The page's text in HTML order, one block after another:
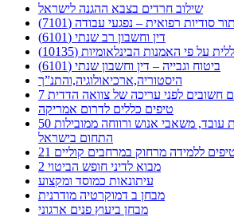
שילוב חרדים בצבא ההגנה לישראל
סודיות רפואית – נפגעי עבודה (7101)
דין וחשבון רב שנתי (6101)
על פי האמנות הבינלאומיות (10135)
ביטוח וגבייה – דין וחשבון שנתי (6101)
היסטוריה,ארכיאולוגיה,והתנ”ך
חשובים לפני עריכה של צוואה הדדית
טיפים כללים לדרום אמריקה
50 טיפים ויותר לניהול חווית עובד, משאבי אנוש ורווחה ממובילות
התחום בישראל
טיפים ללמידה מרחוק במרחבים קוליים
מבוא לדיני חופש הביטוי 2
עיתונאות כמוסד ומקצוע
מבחן ב דמוקרטיה מודרנית
מבחן ביעוץ פנים ארגוני